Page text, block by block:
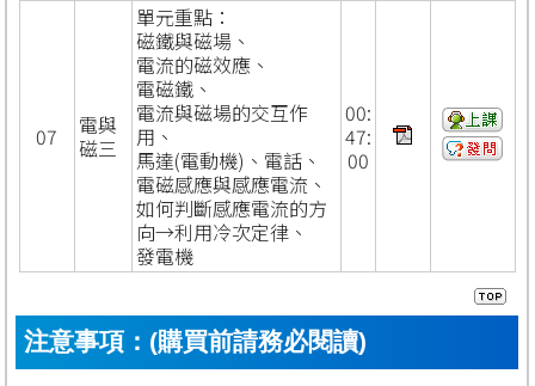
07
電與
磁三
單元重點：
磁鐵與磁場、
電流的磁效應、
電磁鐵、
電流與磁場的交互作
用、
馬達(電動機) 、電話、
電磁感應與感應電流、
如何判斷感應電流的方
向→利用冷次定律、
發電機
00:
47:
00
注意事項：(購買前請務必閱讀)